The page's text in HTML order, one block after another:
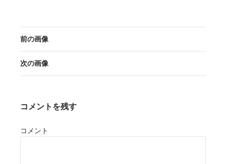
前の画像
次の画像
コメントを残す
コメント